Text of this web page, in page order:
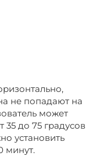
не попадают на
может
35 до 75 градусов
установить
минут.